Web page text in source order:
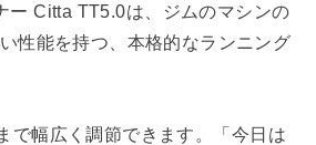
ー Citta TT5.0は、ジムのマシンの
性能を持つ、本格的なランニング
で幅広く調節できます。「今日は